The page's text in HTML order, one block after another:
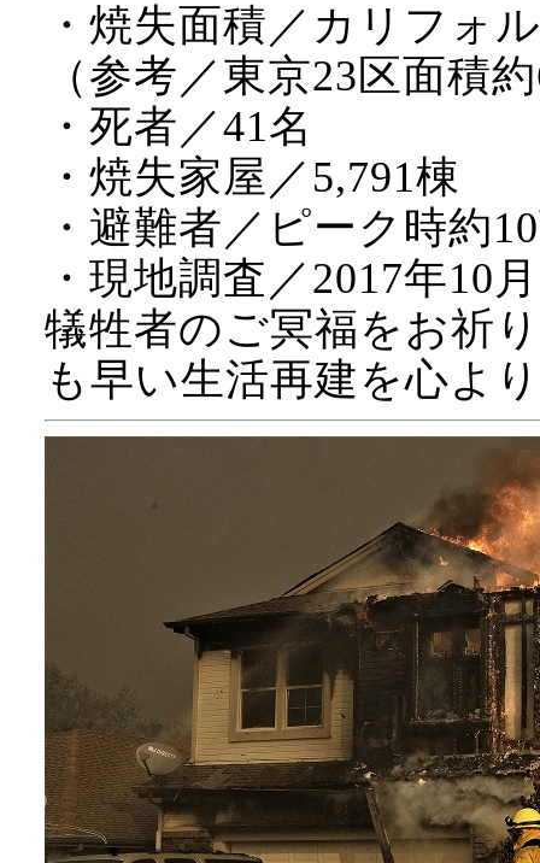
・焼失面積／カリフォ
（参考／東京23区面積
・死者／41名
・焼失家屋／5,791棟
・避難者／ピーク時約
・現地調査／2017年10
犠牲者のご冥福をお祈
も早い生活再建を心よ